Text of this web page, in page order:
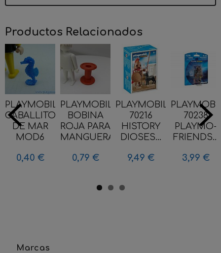
Marcas
Productos Relacionados
PLAYMOBIL
CABALLITO
DE MAR
MOD6
0,40 €
PLAYMOBIL
BOBINA
ROJA PARA
MANGUERA...
0,79 €
PLAYMOBIL
70216
HISTORY
DIOSES...
9,49 €
70238
PLAYMO-
FRIENDS...
3,99 €